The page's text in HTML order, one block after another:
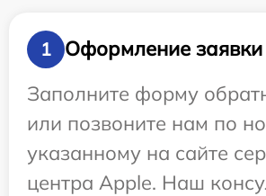
1
Оформление заявки
Заполните форму
или позвоните нам по
указанному на сайте
центра Apple. Наш